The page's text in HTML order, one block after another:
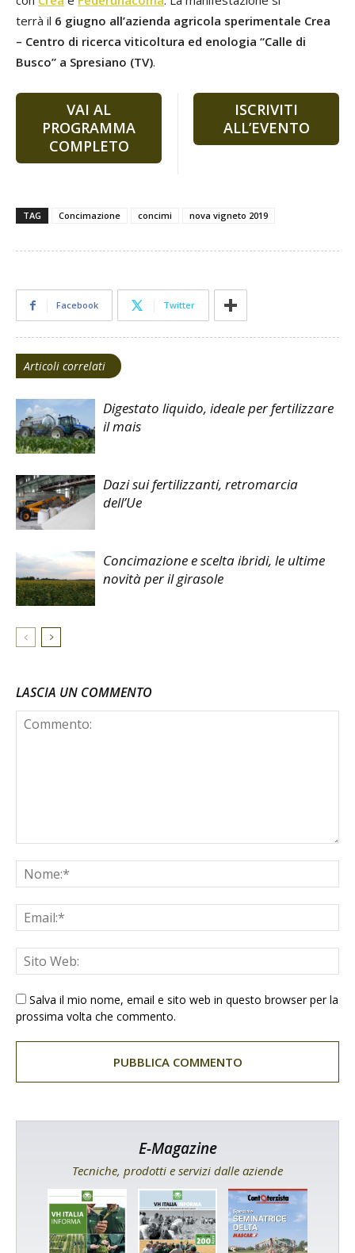
terrà il 6 giugno all’azienda agricola sperimentale Crea
– Centro di ricerca viticoltura ed enologia “Calle di
Busco” a Spresiano (TV).
VAI AL
PROGRAMMA
COMPLETO
ISCRIVITI
ALL’EVENTO
TAG Concimazione concimi nova vigneto 2019
Facebook Twitter
Articoli correlati
Digestato liquido, ideale per fertilizzare
il mais
Dazi sui fertilizzanti, retromarcia
dell’Ue
Concimazione e scelta ibridi, le ultime
novità per il girasole
LASCIA UN COMMENTO
Salva il mio nome, email e sito web in questo browser per la
prossima volta che commento.
E-Magazine
Tecniche, prodotti e servizi dalle aziende